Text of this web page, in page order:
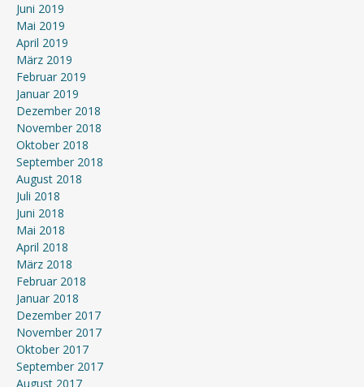
Juni 2019
Mai 2019
April 2019
März 2019
Februar 2019
Januar 2019
Dezember 2018
November 2018
Oktober 2018
September 2018
August 2018
Juli 2018
Juni 2018
Mai 2018
April 2018
März 2018
Februar 2018
Januar 2018
Dezember 2017
November 2017
Oktober 2017
September 2017
August 2017